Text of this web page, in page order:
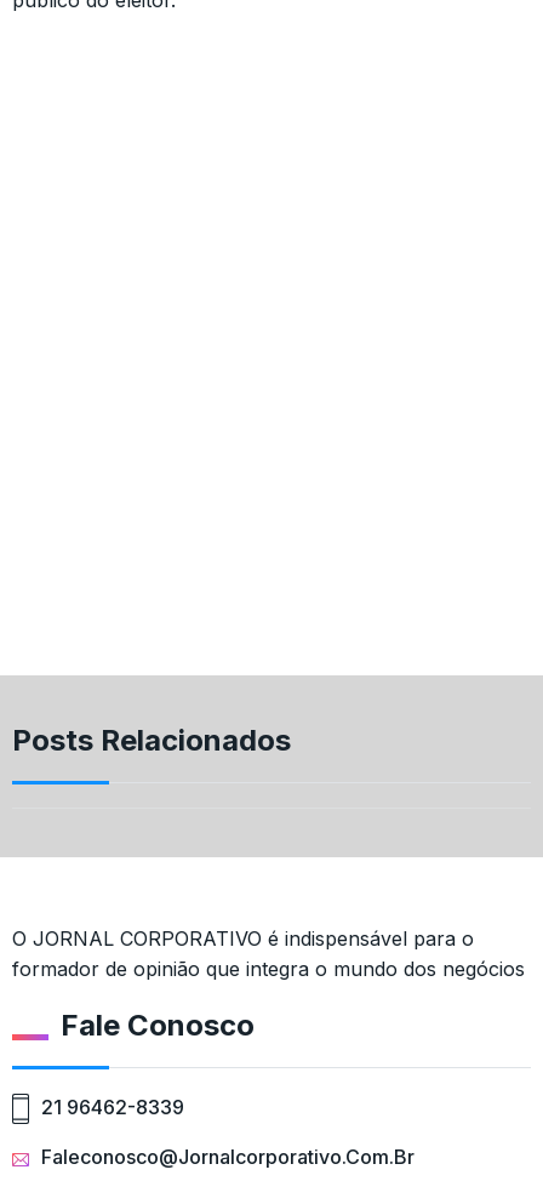
Posts Relacionados
O JORNAL CORPORATIVO é indispensável para o
formador de opinião que integra o mundo dos negócios
Fale Conosco
21 96462-8339
Faleconosco@jornalcorporativo.com.br